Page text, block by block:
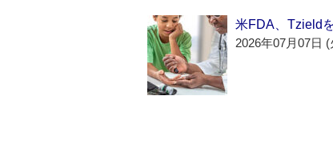
米FDA、Tzield
2026年07月07日 (